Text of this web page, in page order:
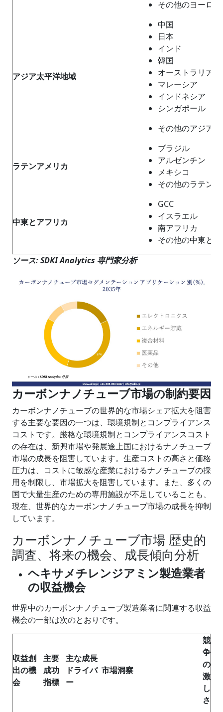
その他のヨーロ
アジア太平洋地域
中国
日本
インド
韓国
オーストラリア
マレーシア
インドネシア
シンガポール
その他のアジア
ラテンアメリカ
ブラジル
アルゼンチン
メキシコ
その他のラテン
中東とアフリカ
GCC
イスラエル
南アフリカ
その他の中東と
ソース: SDKI Analytics 専門家分析
カーボンナノチューブ市場の制約要因
カーボンナノチューブの世界的な市場シェア拡大を阻害
する主要な要因の一つは、環境規制とコンプライアンス
コストです。厳格な環境規制とコンプライアンスコスト
の存在は、新興市場や発展途上国におけるナノチューブ
市場の成長を阻害しています。生産コストの高さと価格
圧力は、コストに敏感な産業におけるナノチューブの採
用を制限し、市場拡大を阻害しています。また、多くの
国で大量生産のための専用施設が不足していることも、
現在、世界的なカーボンナノチューブ市場の成長を抑制
しています。
カーボンナノチューブ市場 歴史的
調査、将来の機会、成長傾向分析
ヘキサメチレンジアミン製造業者
の収益機会
世界中のカーボンナノチューブ製造業者に関連する収益
機会の一部は次のとおりです。
収益創
出の機
会
主要
成功
指標
主な成長
ドライバ
ー
市場洞察
競
争
の
激
し
さ